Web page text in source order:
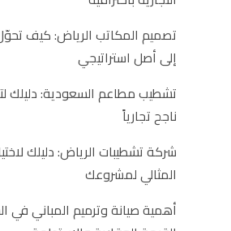
تصميم المكاتب الرياض: كيف
إلى أصل استراتيجي
تشطيب مطاعم السعودية: دليلك
ناجح تجارياً
شركة تشطيبات الرياض: دليلك
المثالي لمشروعك
أهمية صيانة وترميم المباني في